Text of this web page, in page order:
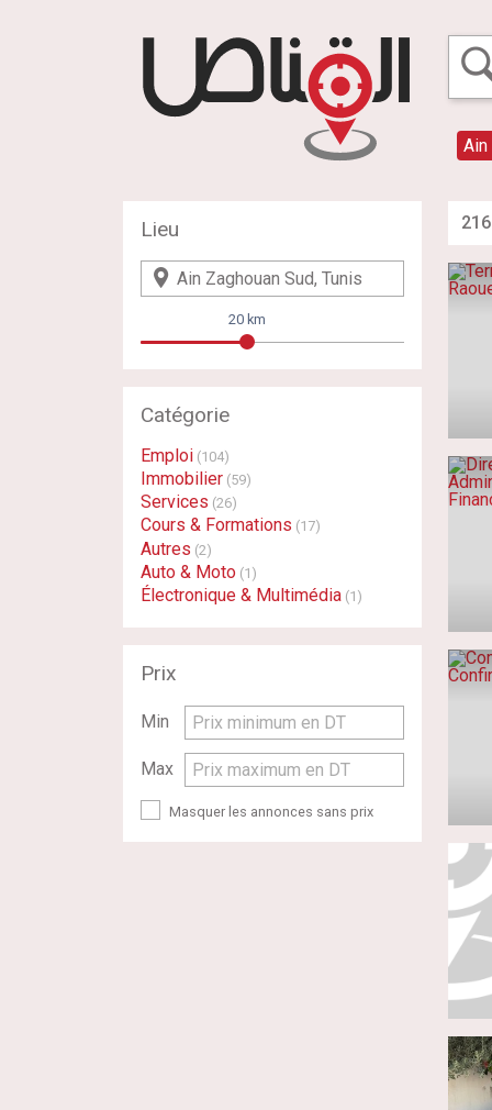
Ain
216
Lieu
20 km
Catégorie
Emploi (104)
Immobilier (59)
Services (26)
Cours & Formations (17)
Autres (2)
Auto & Moto (1)
Électronique & Multimédia (1)
Prix
Min Prix minimum en DT
Max Prix maximum en DT
Masquer les annonces sans prix